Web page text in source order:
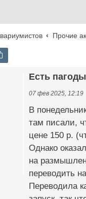
Прочие
Есть
07 фев 2025, 12:19
В
там писали,
цене 150 р.
Однако
на
переводить
Переводила